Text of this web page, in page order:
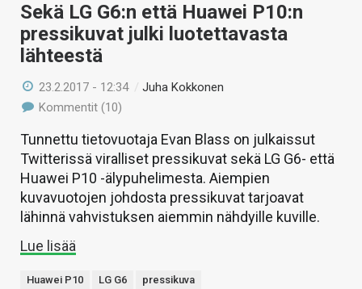
Sekä LG G6:n että Huawei P10:n
pressikuvat julki luotettavasta
lähteestä
23.2.2017 - 12:34 /Juha Kokkonen
Kommentit (10)
Tunnettu tietovuotaja Evan Blass on julkaissut
Twitterissä viralliset pressikuvat sekä LG G6- että
Huawei P10 -älypuhelimesta. Aiempien
kuvavuotojen johdosta pressikuvat tarjoavat
lähinnä vahvistuksen aiemmin nähdyille kuville.
Lue lisää
Huawei P10 LG G6 pressikuva